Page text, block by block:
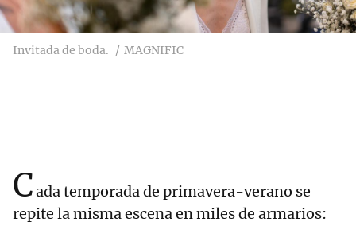
Invitada de boda. MAGNIFIC
Cada temporada de primavera-verano se
repite la misma escena en miles de armarios: